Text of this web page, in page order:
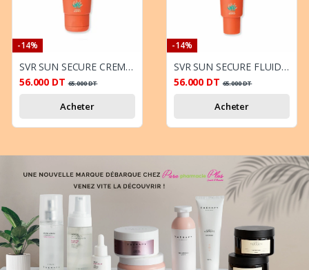
-14%
SVR SUN SECURE CREME SPF 50 + 50 ML
56.000 DT 65.000DT
Acheter
-14%
SVR SUN SECURE FLUIDE INVISIBLE 50ML
56.000 DT 65.000DT
Acheter